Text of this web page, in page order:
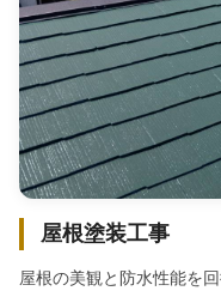
屋根塗装工事
屋根の美観と防水性能を